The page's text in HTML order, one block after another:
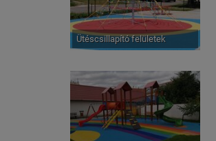
Ütéscsillapító felületek